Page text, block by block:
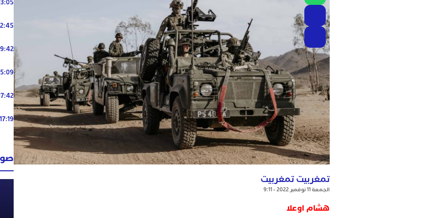
تمغربيت تمغربيت
الجمعة 11 نوفمبر 2022 - 9:11
هشام اوعلا
17:19